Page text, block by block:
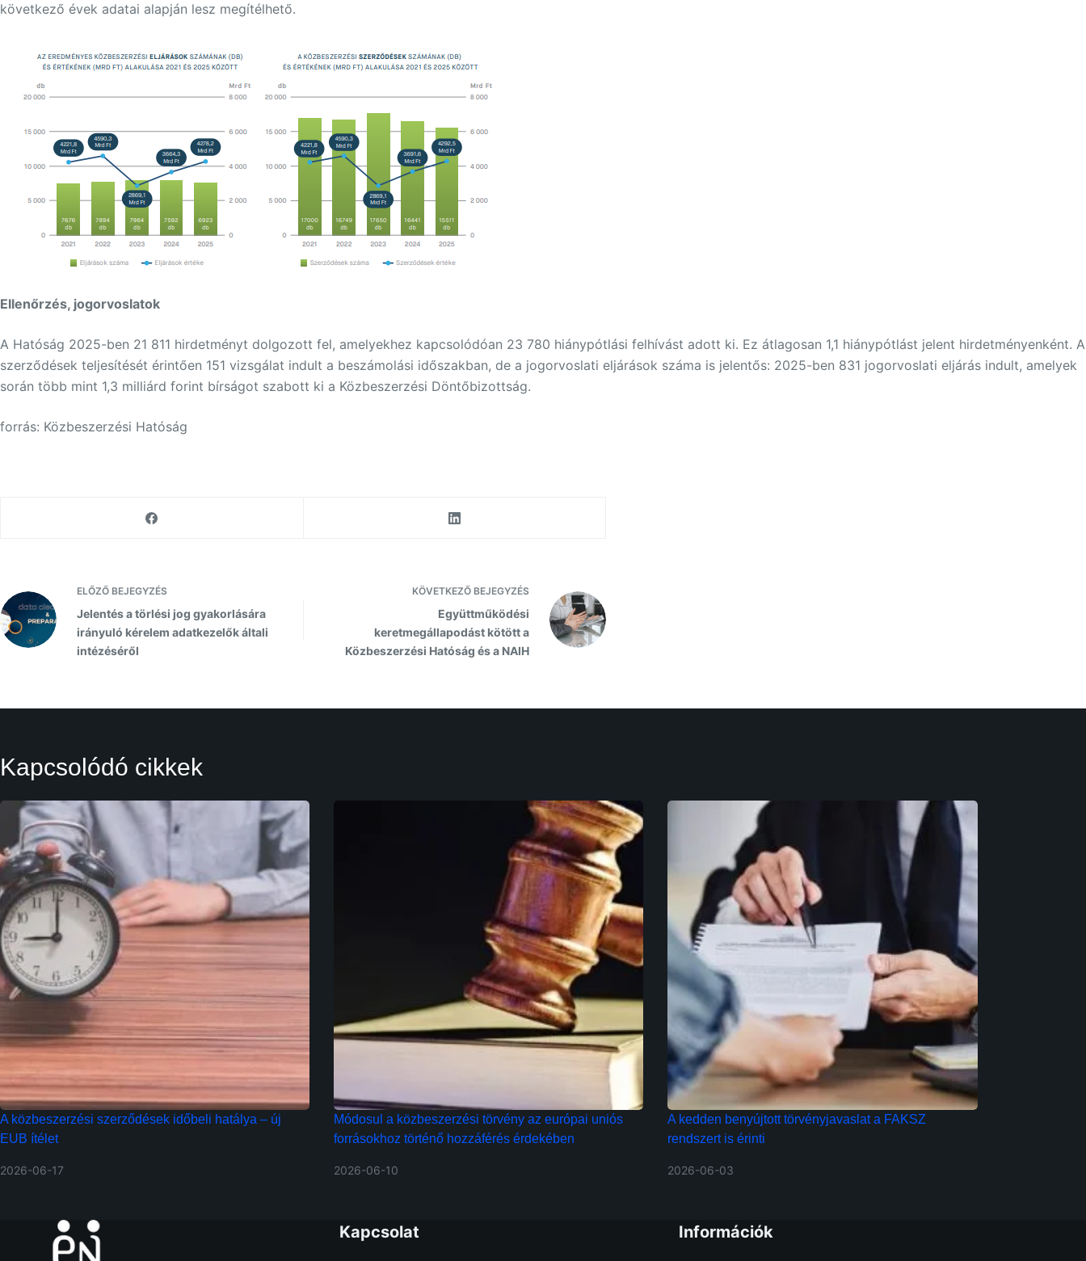
következő évek adatai alapján lesz megítélhető.
Ellenőrzés, jogorvoslatok
A Hatóság 2025-ben 21 811 hirdetményt dolgozott fel, amelyekhez kapcsolódóan 23 780 hiánypótlási felhívást adott ki. Ez átlagosan 1,1 hiánypótlást jelent hirdetményenként. A
szerződések teljesítését érintően 151 vizsgálat indult a beszámolási időszakban, de a jogorvoslati eljárások száma is jelentős: 2025-ben 831 jogorvoslati eljárás indult, amelyek
során több mint 1,3 milliárd forint bírságot szabott ki a Közbeszerzési Döntőbizottság.
forrás: Közbeszerzési Hatóság
ELŐZŐ BEJEGYZÉS
Jelentés a törlési jog gyakorlására
irányuló kérelem adatkezelők általi
intézéséről
KÖVETKEZŐ BEJEGYZÉS
Együttműködési
keretmegállapodást kötött a
Közbeszerzési Hatóság és a NAIH
Kapcsolódó cikkek
A közbeszerzési szerződések időbeli hatálya – új
EUB ítélet
2026-06-17
Módosul a közbeszerzési törvény az európai uniós
forrásokhoz történő hozzáférés érdekében
2026-06-10
A kedden benyújtott törvényjavaslat a FAKSZ
rendszert is érinti
2026-06-03
Kapcsolat Információk